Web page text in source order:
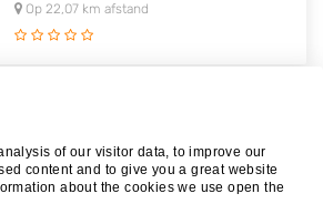
Op 22,07 km afstand
Westkern 13
9288CA Kootstertille
of our visitor data, to improve our
content and to give you a great website
about the cookies we use open the